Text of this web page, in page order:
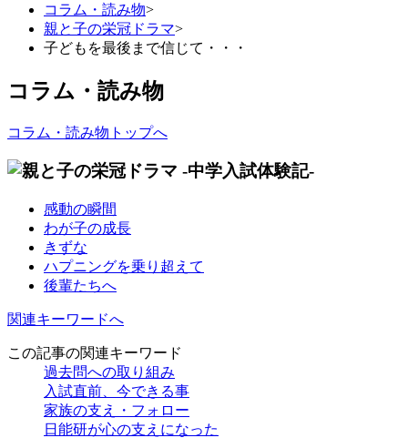
コラム・読み物>
親と子の栄冠ドラマ>
子どもを最後まで信じて・・・
コラム・読み物
コラム・読み物トップへ
感動の瞬間
わが子の成長
きずな
ハプニングを乗り超えて
後輩たちへ
関連キーワードへ
この記事の関連キーワード
過去問への取り組み
入試直前、今できる事
家族の支え・フォロー
日能研が心の支えになった